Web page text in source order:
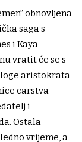
obnovljena
saga s
i Kaya
vratit će se s
aristokrata
carstva
i
Ostala
vrijeme, a